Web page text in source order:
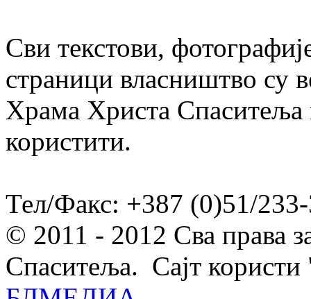
Сви текстови,
страници власништво су
Храма Христа Спаситеља
користити.
Тел/Факс: +387 (0)51/
© 2011 - 2012 Сва права
Спаситеља. Сајт